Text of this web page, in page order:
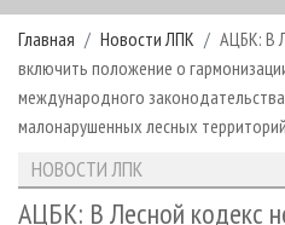
РУБРИКИ И ТЕМЫ
РУБРИКИ ЖУРНАЛА
ЛЕСНОЕ ХОЗЯЙСТВО
ЛЕСОЗАГОТОВКА
ЛЕСОПИЛЕНИЕ
ДЕРЕВООБРАБОТКА
НОВОСТИ
КАЛЕНДАРЬ СОБЫТИЙ
НОВОСТИ ЛПК
НОВОСТИ ЖУРНАЛА
НОВОСТИ КОМПАНИЙ
ПРОЕКТЫ ЛПИ
АНАЛИТИКА
ПРЕДПРИЯТИЯ ЛПК
ЛЕСНЫЕ РЕГИОНЫ РОССИИ
АРХИВ
АРХИВ ЖУРНАЛОВ
СТАТЬИ
О ЖУРНАЛЕ
Главная Новости ЛПК
АЦБК: В
включить положение о
международного
малонарушенных лесных территорий
НОВОСТИ ЛПК
АЦБК: В Лесной кодекс